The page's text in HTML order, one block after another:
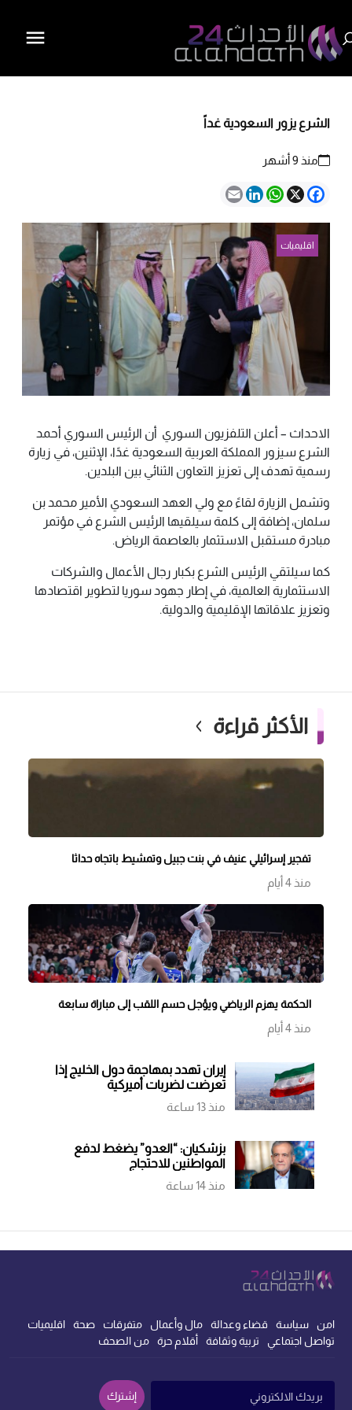
الشرع يزور السعودية غداً
منذ 9 أشهر
Facebook
X
WhatsApp
LinkedIn
Email
اقليميات
الاحداث – أعلن التلفزيون السوري أن الرئيس السوري أحمد
الشرع سيزور المملكة العربية السعودية غدًا، الإثنين، في زيارة
رسمية تهدف إلى تعزيز التعاون الثنائي بين البلدين.
وتشمل الزيارة لقاءً مع ولي العهد السعودي الأمير محمد بن
سلمان، إضافة إلى كلمة سيلقيها الرئيس الشرع في مؤتمر
مبادرة مستقبل الاستثمار بالعاصمة الرياض.
كما سيلتقي الرئيس الشرع بكبار رجال الأعمال والشركات
الاستثمارية العالمية، في إطار جهود سوريا لتطوير اقتصادها
وتعزيز علاقاتها الإقليمية والدولية.
الأكثر قراءة
تفجير إسرائيلي عنيف في بنت جبيل وتمشيط باتجاه حداثا
منذ 4 أيام
الحكمة يهزم الرياضي ويؤجل حسم اللقب إلى مباراة سابعة
منذ 4 أيام
إيران تهدد بمهاجمة دول الخليج إذا
تعرضت لضربات أميركية
منذ 13 ساعة
بزشكيان: “العدو” يضغط لدفع
المواطنين للاحتجاج
منذ 14 ساعة
امن سياسة قضاء وعدالة مال وأعمال متفرقات صحة
اقليميات
تواصل اجتماعي
تربية وثقافة أقلام حرة من الصحف
إشترك